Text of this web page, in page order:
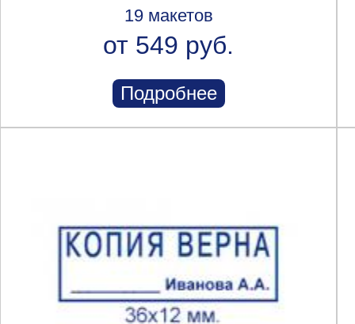
19 макетов
от 549 руб.
Подробнее